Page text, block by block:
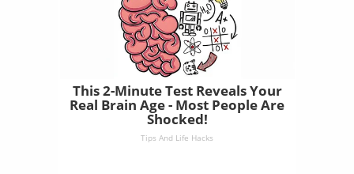
This 2-Minute Test Reveals Your
Real Brain Age - Most People Are
Shocked!
Tips And Life Hacks